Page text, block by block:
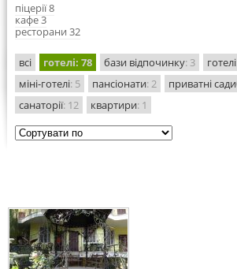
піцерії 8
кафе 3
ресторани 32
всі готелі: 78 бази відпочинку: 3 готелі
міні-готелі: 5 пансіонати: 2 приватні
санаторії: 12 квартири: 1